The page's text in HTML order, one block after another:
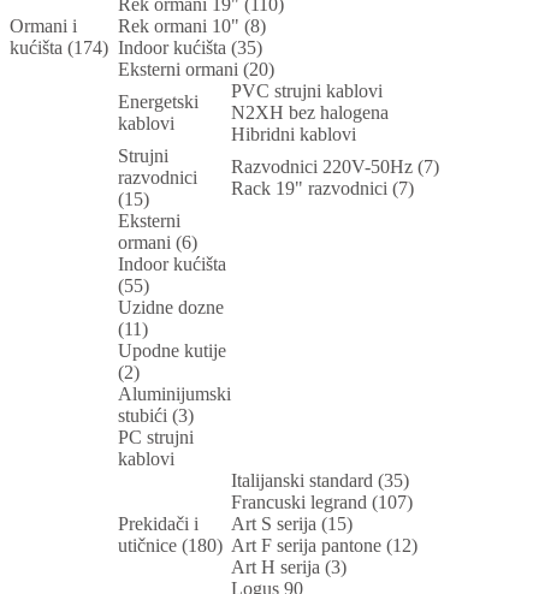
Ormani i
kućišta (174)
Rek ormani 19" (110)
Rek ormani 10" (8)
Indoor kućišta (35)
Eksterni ormani (20)
Energetski
kablovi
PVC strujni kablovi
N2XH bez halogena
Hibridni kablovi
Strujni
razvodnici
(15)
Razvodnici 220V-50Hz (7)
Rack 19" razvodnici (7)
Eksterni
ormani (6)
Indoor kućišta
(55)
Uzidne dozne
(11)
Upodne kutije
(2)
Aluminijumski
stubići (3)
PC strujni
kablovi
Prekidači i
utičnice (180)
Italijanski standard (35)
Francuski legrand (107)
Art S serija (15)
Art F serija pantone (12)
Art H serija (3)
Logus 90